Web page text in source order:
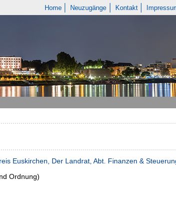
Home Neuzugänge Kontakt
Euskirchen, Der Landrat, Abt. Finanzen &
Ordnung)